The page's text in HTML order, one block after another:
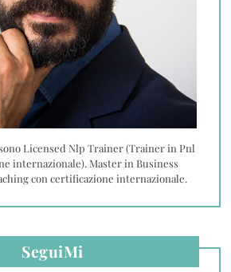
Licensed Nlp Trainer (Trainer in Pnl
internazionale). Master in Business
con certificazione internazionale.
SeguiMi